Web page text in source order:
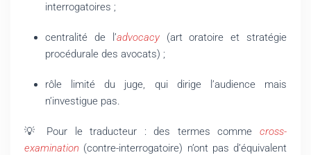
interrogatoires ;
centralité de l’advocacy(art oratoire et stratégie
procédurale des avocats) ;
rôle limité du juge, qui dirige l’audience mais
n’investigue pas.
💡 Pour le traducteur : des termes comme cross-
examination (contre-interrogatoire) n’ont pas d’équivalent